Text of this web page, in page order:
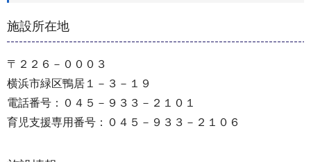
施設所在地
〒２２６－０００３
横浜市緑区鴨居１－３－１９
電話番号：０４５－９３３－２１０１
育児支援専用番号：０４５－９３３－２１０６